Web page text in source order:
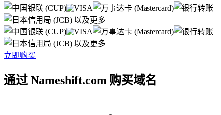
以及更多
以及更多
立即购买
通过 Nameshift.com 购买域名